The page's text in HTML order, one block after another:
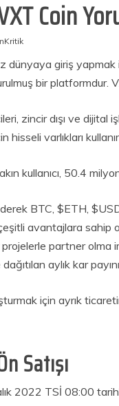
Coin
dünyaya giriş
bir platformdur.
zincir dışı ve
hisseli varlıkları
kullanıcı, 50.4
BTC, $ETH,
avantajlara sahip
partner olma
aylık kar
için ayrık
Satışı
2022 TSİ 08:00